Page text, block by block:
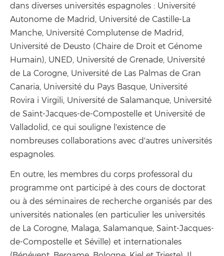
dans diverses universités espagnoles : Université
Autonome de Madrid, Université de Castille-La
Manche, Université Complutense de Madrid,
Université de Deusto (Chaire de Droit et Génome
Humain), UNED, Université de Grenade, Université
de La Corogne, Université de Las Palmas de Gran
Canaria, Université du Pays Basque, Université
Rovira i Virgili, Université de Salamanque, Université
de Saint-Jacques-de-Compostelle et Université de
Valladolid, ce qui souligne l'existence de
nombreuses collaborations avec d'autres universités
espagnoles.
En outre, les membres du corps professoral du
programme ont participé à des cours de doctorat
ou à des séminaires de recherche organisés par des
universités nationales (en particulier les universités
de La Corogne, Malaga, Salamanque, Saint-Jacques-
de-Compostelle et Séville) et internationales